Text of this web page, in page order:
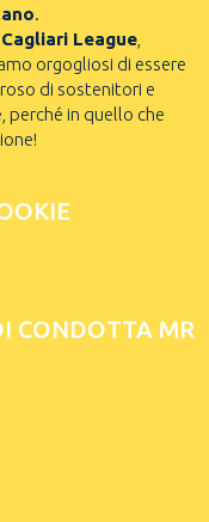
.
Cagliari League,
orgogliosi di essere
di sostenitori e
perché in quello che
CONDOTTA MR